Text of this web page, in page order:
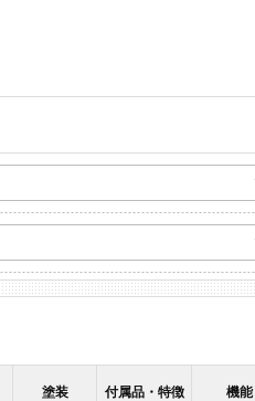
塗装 付属品・特徴 機能